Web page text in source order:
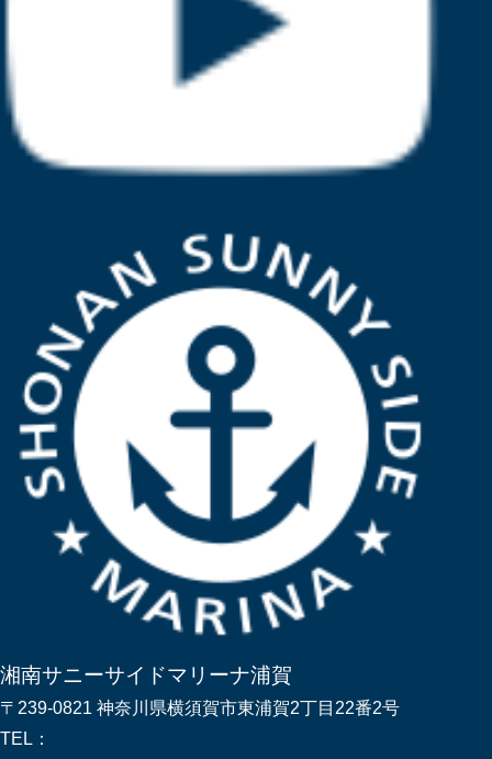
湘南サニーサイドマリーナ浦賀
〒239-0821 神奈川県横須賀市東浦賀2丁目22番2号
TEL：